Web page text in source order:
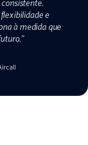
e
à medida que
”